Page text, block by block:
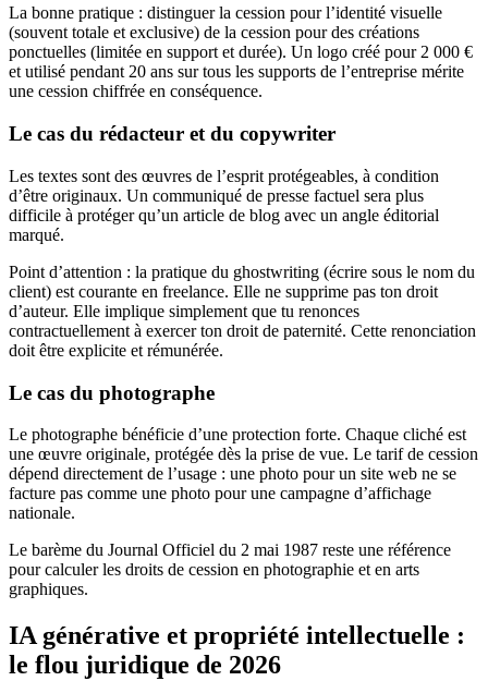
La bonne pratique : distinguer la cession pour l’identité visuelle
(souvent totale et exclusive) de la cession pour des créations
ponctuelles (limitée en support et durée). Un logo créé pour 2 000 €
et utilisé pendant 20 ans sur tous les supports de l’entreprise mérite
une cession chiffrée en conséquence.
Le cas du rédacteur et du copywriter
Les textes sont des œuvres de l’esprit protégeables, à condition
d’être originaux. Un communiqué de presse factuel sera plus
difficile à protéger qu’un article de blog avec un angle éditorial
marqué.
Point d’attention : la pratique du ghostwriting (écrire sous le nom du
client) est courante en freelance. Elle ne supprime pas ton droit
d’auteur. Elle implique simplement que tu renonces
contractuellement à exercer ton droit de paternité. Cette renonciation
doit être explicite et rémunérée.
Le cas du photographe
Le photographe bénéficie d’une protection forte. Chaque cliché est
une œuvre originale, protégée dès la prise de vue. Le tarif de cession
dépend directement de l’usage : une photo pour un site web ne se
facture pas comme une photo pour une campagne d’affichage
nationale.
Le barème du Journal Officiel du 2 mai 1987 reste une référence
pour calculer les droits de cession en photographie et en arts
graphiques.
IA générative et propriété intellectuelle :
le flou juridique de 2026